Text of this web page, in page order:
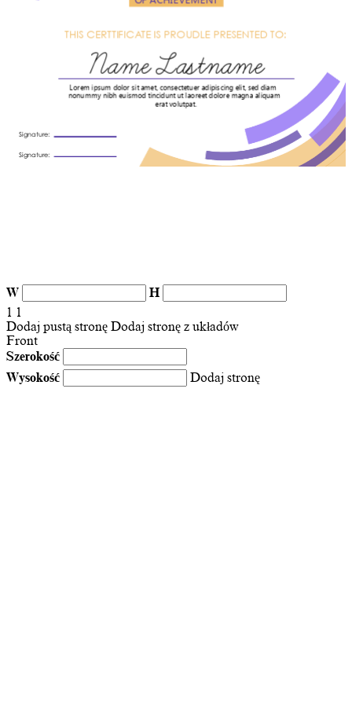
W
H
1 1
Dodaj pustą stronę Dodaj stronę z układów
Front
Szerokość
Wysokość
Dodaj stronę